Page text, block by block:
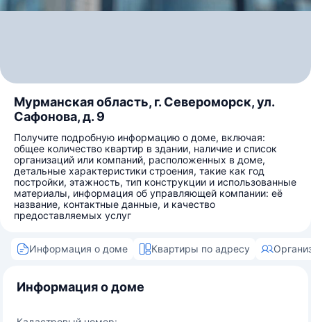
Мурманская область, г. Североморск, ул.
Сафонова, д. 9
Получите подробную информацию о доме, включая:
общее количество квартир в здании, наличие и список
организаций или компаний, расположенных в доме,
детальные характеристики строения, такие как год
постройки, этажность, тип конструкции и использованные
материалы, информация об управляющей компании: её
название, контактные данные, и качество
предоставляемых услуг
Информация о доме Квартиры по адресу
Информация о доме